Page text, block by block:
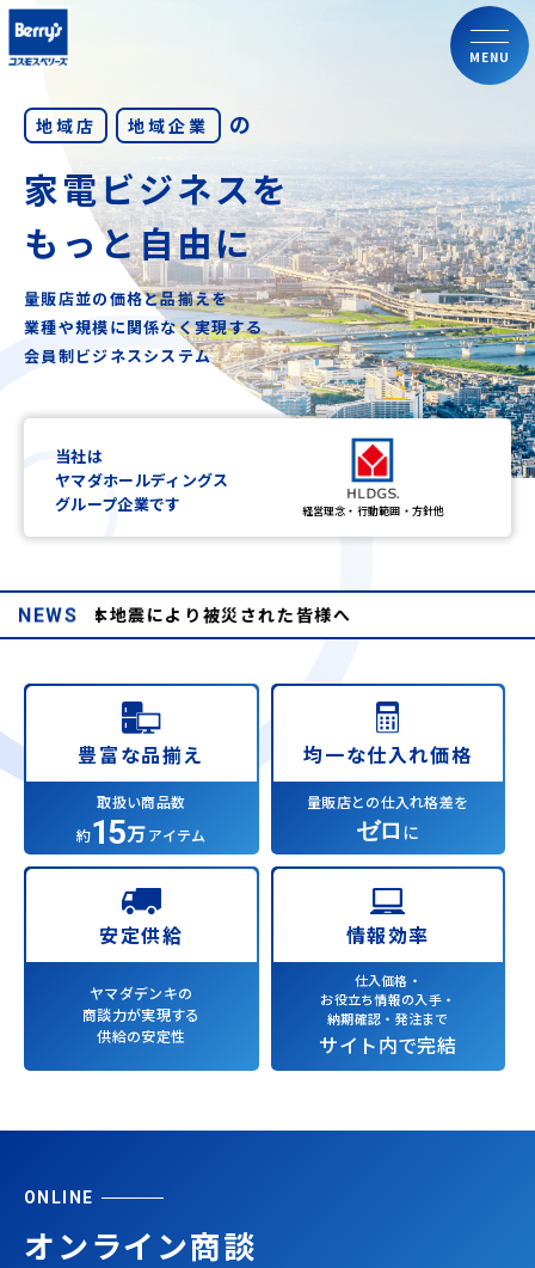
MENU
地域店 地域企業 の
家電ビジネスを
もっと自由に
量販店並の価格と品揃えを
業種や規模に関係なく実現する
会員制ビジネスシステム
当社は
ヤマダホールディングス
グループ企業です
経営理念・行動範囲・方針他
NEWS
8年熊本地震により被災された皆様へ
豊富な品揃え
取扱い商品数
約15万アイテム
均一な仕入れ価格
量販店との仕入れ格差を
ゼロ に
安定供給
ヤマダデンキの
商談力が実現する
供給の安定性
情報効率
仕入価格・
お役立ち情報の入手・
納期確認・発注まで
サイト内で完結
ONLINE
オンライン商談